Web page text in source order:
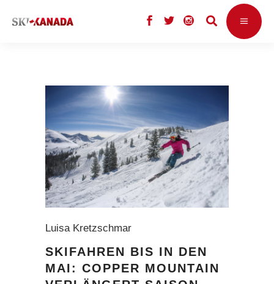
Luisa Kretzschmar
SKIFAHREN BIS IN DEN
MAI: COPPER MOUNTAIN